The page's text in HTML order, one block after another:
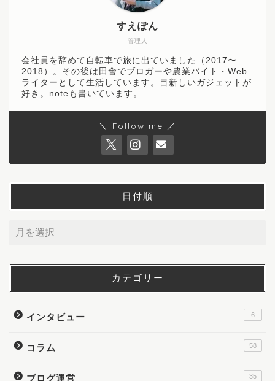
管理人
すえぽん
会社員を辞めて自転車で旅に出ていました（2017〜
2018）。その後は田舎でブロガーや農業バイト・Web
ライターとして生活しています。目新しいガジェットが
好き。noteも書いています。
＼ Follow me ／
日付順
カテゴリー
インタビュー 6
コラム 58
ブログ運営 35